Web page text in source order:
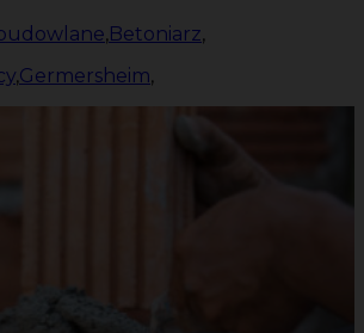
,Betoniarz,
,Germersheim,